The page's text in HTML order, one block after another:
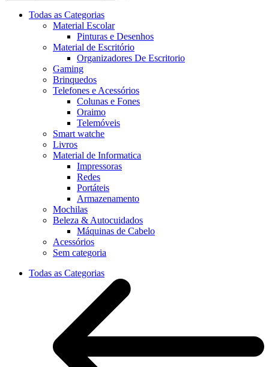
Todas as Categorias
Material Escolar
Pinturas e Desenhos
Material de Escritório
Organizadores De Escritorio
Gaming
Brinquedos
Telefones e Acessórios
Colunas e Fones
Oraimo
Telemóveis
Smart watche
Livros
Material de Informatica
Impressoras
Redes
Portáteis
Armazenamento
Mochilas
Beleza & Autocuidados
Máquinas de Cabelo
Acessórios
Sem categoria
Todas as Categorias